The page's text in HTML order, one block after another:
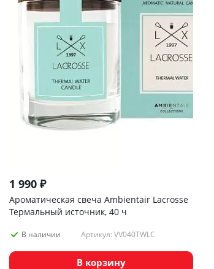
1 990 ₽
Ароматическая свеча Ambientair Lacrosse
Термальный источник, 40 ч
В наличии Артикул: VV040TWLC
В корзину